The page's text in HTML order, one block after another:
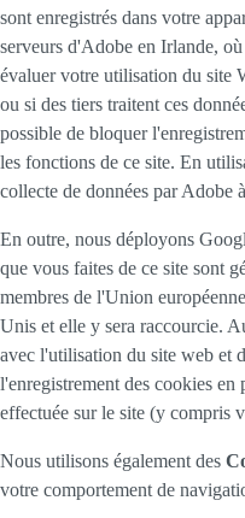
sont enregistrés dans votre
serveurs d'Adobe en Irlande,
évaluer votre utilisation du site
ou si des tiers traitent ces
possible de bloquer
les fonctions de ce site. En
collecte de données par Adobe
En outre, nous déployons
que vous faites de ce site sont
membres de l'Union
Unis et elle y sera raccourcie.
avec l'utilisation du site web et
l'enregistrement des cookies
effectuée sur le site (y compris
Nous utilisons également des
votre comportement de